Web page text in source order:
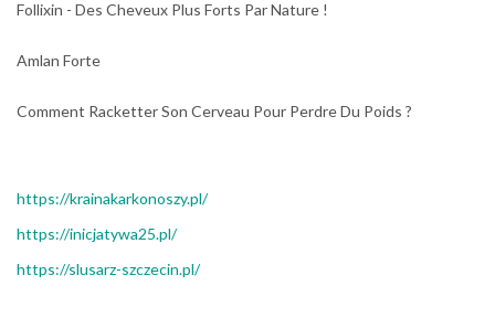
Follixin - Des Cheveux Plus Forts Par Nature !
Amlan Forte
Comment Racketter Son Cerveau Pour Perdre Du Poids ?
https://krainakarkonoszy.pl/
https://inicjatywa25.pl/
https://slusarz-szczecin.pl/